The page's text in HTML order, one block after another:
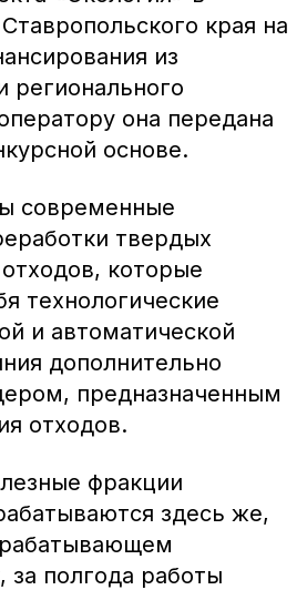
края на
из
регионального
она передана
основе.
современные
твердых
которые
технологические
и автоматической
дополнительно
предназначенным
отходов.
фракции
здесь же,
за полгода работы